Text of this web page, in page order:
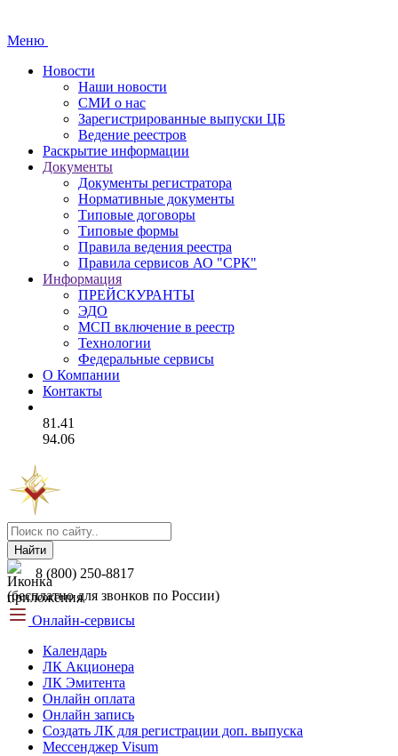
Меню
Новости
Наши новости
СМИ о нас
Зарегистрированные выпуски ЦБ
Ведение реестров
Раскрытие информации
Документы
Документы регистратора
Нормативные документы
Типовые договоры
Типовые формы
Правила ведения реестра
Правила сервисов АО "СРК"
Информация
ПРЕЙСКУРАНТЫ
ЭДО
МСП включение в реестр
Технологии
Федеральные сервисы
О Компании
Контакты
81.41
94.06
Найти
8 (800) 250-8817
(бесплатно для звонков по России)
Онлайн-сервисы
Календарь
ЛК Акционера
ЛК Эмитента
Онлайн оплата
Онлайн запись
Создать ЛК для регистрации доп. выпуска
Мессенджер Visum